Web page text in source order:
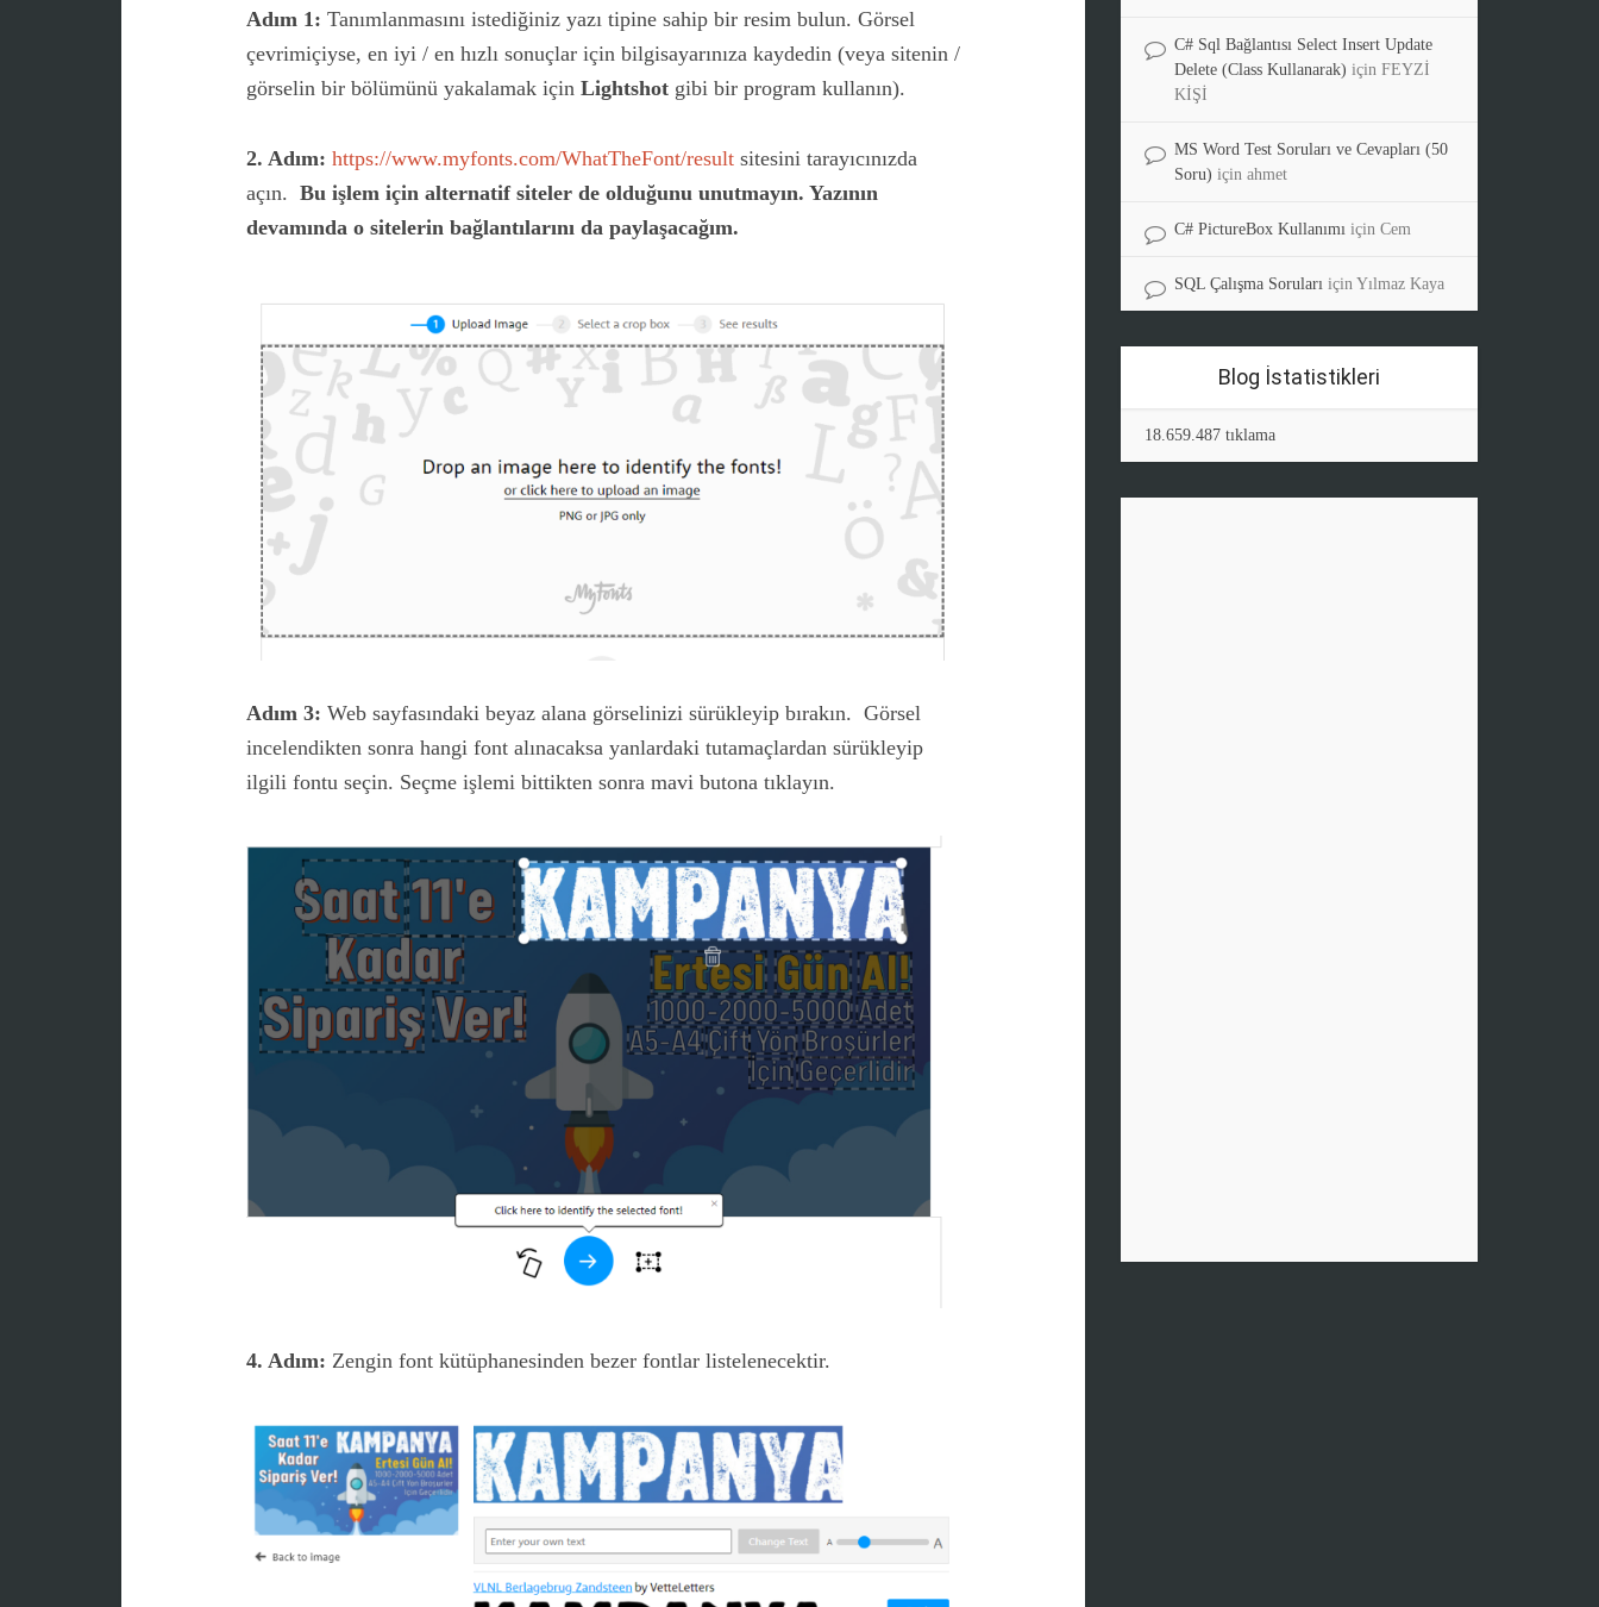
Adım 1: Tanımlanmasını istediğiniz yazı tipine sahip bir resim bulun. Görsel
çevrimiçiyse, en iyi / en hızlı sonuçlar için bilgisayarınıza kaydedin (veya sitenin /
görselin bir bölümünü yakalamak için Lightshot gibi bir program kullanın).
2. Adım: https://www.myfonts.com/WhatTheFont/result sitesini tarayıcınızda
açın. Bu işlem için alternatif siteler de olduğunu unutmayın. Yazının
devamında o sitelerin bağlantılarını da paylaşacağım.
Adım 3: Web sayfasındaki beyaz alana görselinizi sürükleyip bırakın. Görsel
incelendikten sonra hangi font alınacaksa yanlardaki tutamaçlardan sürükleyip
ilgili fontu seçin. Seçme işlemi bittikten sonra mavi butona tıklayın.
4. Adım: Zengin font kütüphanesinden bezer fontlar listelenecektir.
C# Sql Bağlantısı Select Insert Update
Delete (Class Kullanarak) için FEYZİ
KİŞİ
MS Word Test Soruları ve Cevapları (50
Soru) için ahmet
C# PictureBox Kullanımı için Cem
SQL Çalışma Soruları için Yılmaz Kaya
Blog İstatistikleri
18.659.487 tıklama